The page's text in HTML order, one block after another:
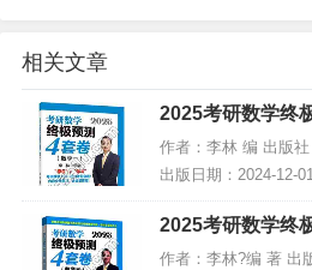
相关文章
2025考研数学终
F电子书下载
作者：李林 编 出版
出版日期：2024-12-
1835 电子书大小：
容简介...
2025考研数学终
电子书下载
作者：李林?编 著 出